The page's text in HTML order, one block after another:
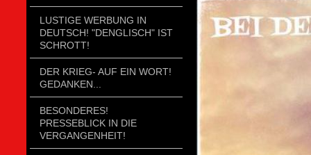
LUSTIGE WERBUNG IN
DEUTSCH! "DENGLISCH" IST
SCHROTT!
DER KRIEG- AUF EIN WORT!
GEDANKEN...
BESONDERES!
PRESSEBLICK IN DIE
VERGANGENHEIT!